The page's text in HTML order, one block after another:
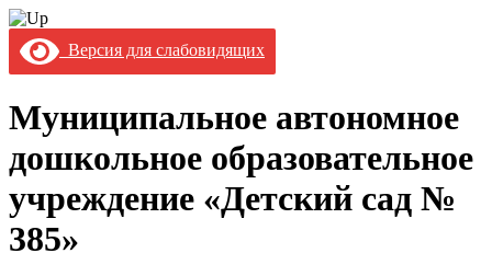
Версия для слабовидящих
Муниципальное автономное
дошкольное образовательное
учреждение «Детский сад №
385»